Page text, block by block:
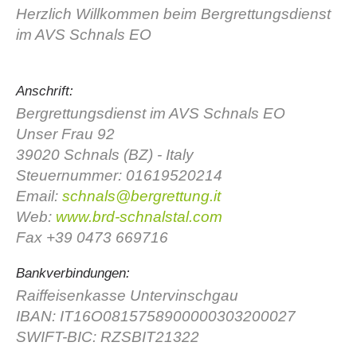
Vereinsgeschichte
Herzlich Willkommen beim Bergrettungsdienst
im AVS Schnals EO
Anschrift:
Bergrettungsdienst im AVS Schnals EO
Unser Frau 92
39020 Schnals (BZ) - Italy
Steuernummer: 01619520214
Email: schnals@bergrettung.it
Web: www.brd-schnalstal.com
Fax +39 0473 669716
Bankverbindungen:
Raiffeisenkasse Untervinschgau
IBAN: IT16O0815758900000303200027
SWIFT-BIC: RZSBIT21322